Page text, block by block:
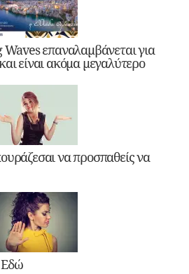
επαναλαμβάνεται για
είναι ακόμα μεγαλύτερο
να προσπαθείς να
Εδώ